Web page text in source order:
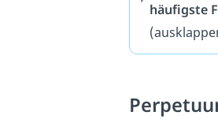
häufigste